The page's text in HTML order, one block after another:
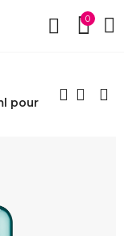
0
pour